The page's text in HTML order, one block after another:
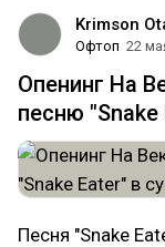
Krimson
Офтоп 22
Опенинг На
песню "Snake
Песня "Snake